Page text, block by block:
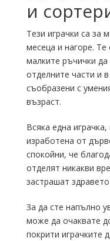
и
Тези играчки са за
месеца и нагоре. Те
малките ръчички
отделните части и
съобразени с
възраст.
Всяка една
изработена от
спокойни, че
отделят никакви
застрашат
За да сте напълно
може да очаквате
покрити играчките